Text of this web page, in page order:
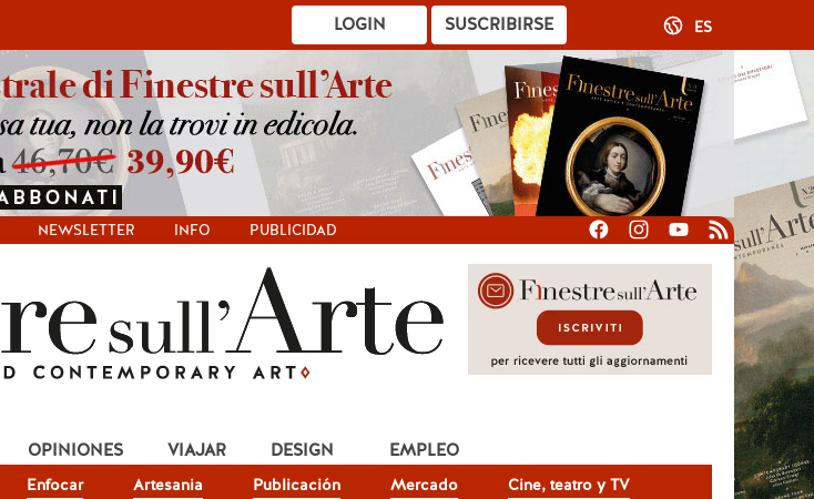
SUSCRIBIRSE
LOGIN ES
NEWSLETTER INFO PUBLICIDAD
Enfocar Artesania Publicación Mercado Cine, teatro y TV
OPINIONES VIAJAR DESIGN EMPLEO